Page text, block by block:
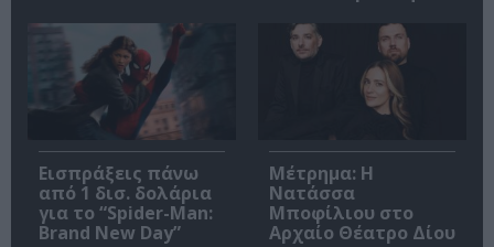
Εισπράξεις πάνω
από 1 δισ. δολάρια
για το “Spider-Man:
Brand New Day”
Μέτρημα: Η
Νατάσσα
Μποφίλιου στο
Αρχαίο Θέατρο Δίου